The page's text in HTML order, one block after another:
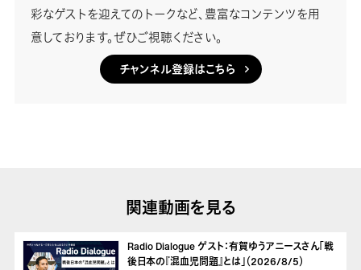
彩なゲストを迎えてのトークなど、豊富なコンテンツを用
意しております。ぜひご視聴ください。
チャンネル登録はこちら
関連動画を見る
Radio Dialogue ゲスト：有賀ゆうアニースさん「戦
後日本の『混血児問題』とは」（2026/8/5）